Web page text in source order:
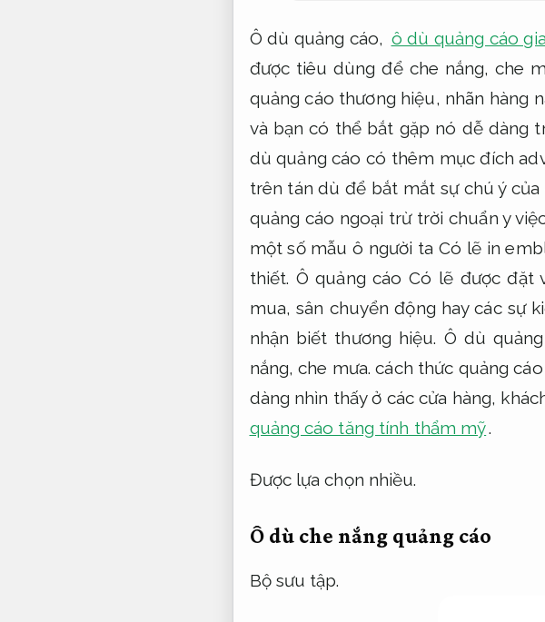
Ô dù quảng cáo, ô dù quảng cáo
được tiêu dùng để che nắng, che
quảng cáo thương hiệu, nhãn hàng
và bạn có thể bắt gặp nó dễ dàng
dù quảng cáo có thêm mục đích
trên tán dù để bắt mắt sự chú ý
quảng cáo ngoại trừ trời chuẩn y
một số mẫu ô người ta Có lẽ in
thiết. Ô quảng cáo Có lẽ được
mua, sân chuyển động hay các sự
nhận biết thương hiệu. Ô dù
nắng, che mưa. cách thức quảng
dàng nhìn thấy ở các cửa hàng,
quảng cáo tăng tính thẩm mỹ.
Được lựa chọn nhiều.
Ô dù che nắng quảng cáo
Bộ sưu tập.